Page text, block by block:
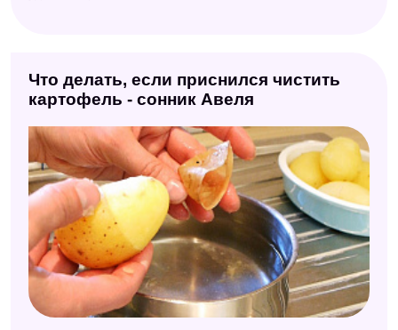
Что делать, если приснился чистить
картофель - сонник Авеля